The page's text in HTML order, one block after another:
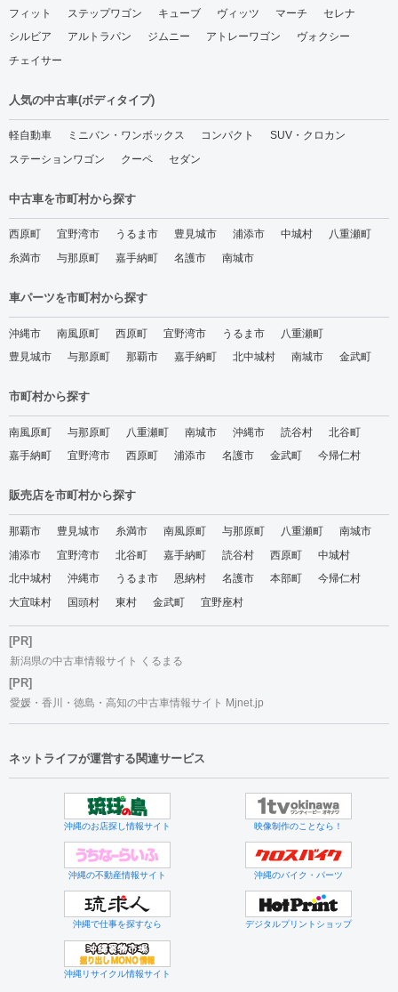
フィット
ステップワゴン キューブ ヴィッツ マーチ
セレナ
シルビア
アルトラパン ジムニー アトレーワゴン
ヴォクシー
チェイサー
人気の中古車(ボディタイプ)
軽自動車 ミニバン・ワンボックス コンパクト
SUV・クロカン
ステーションワゴン
クーペ セダン
中古車を市町村から探す
西原町 宜野湾市 うるま市 豊見城市 浦添市 中城村
八重瀬町
糸満市
与那原町 嘉手納町 名護市 南城市
車パーツを市町村から探す
沖縄市 南風原町 西原町 宜野湾市 うるま市
八重瀬町
豊見城市
与那原町 那覇市 嘉手納町 北中城村 南城市 金武町
市町村から探す
南風原町 与那原町 八重瀬町 南城市 沖縄市 読谷村
北谷町
嘉手納町
宜野湾市 西原町 浦添市 名護市 金武町 今帰仁村
販売店を市町村から探す
那覇市 豊見城市 糸満市 南風原町 与那原町 八重瀬町
南城市
浦添市
宜野湾市 北谷町 嘉手納町 読谷村 西原町
中城村
北中城村
沖縄市 うるま市 恩納村 名護市 本部町
今帰仁村
大宜味村
国頭村 東村 金武町 宜野座村
[PR]
新潟県の中古車情報サイト くるまる
[PR]
愛媛・香川・徳島・高知の中古車情報サイト Mjnet.jp
ネットライフが運営する関連サービス
沖縄のお店探し情報サイト 映像制作のことなら！
沖縄の不動産情報サイト 沖縄のバイク・パーツ
沖縄で仕事を探すなら デジタルプリントショップ
沖縄リサイクル情報サイト